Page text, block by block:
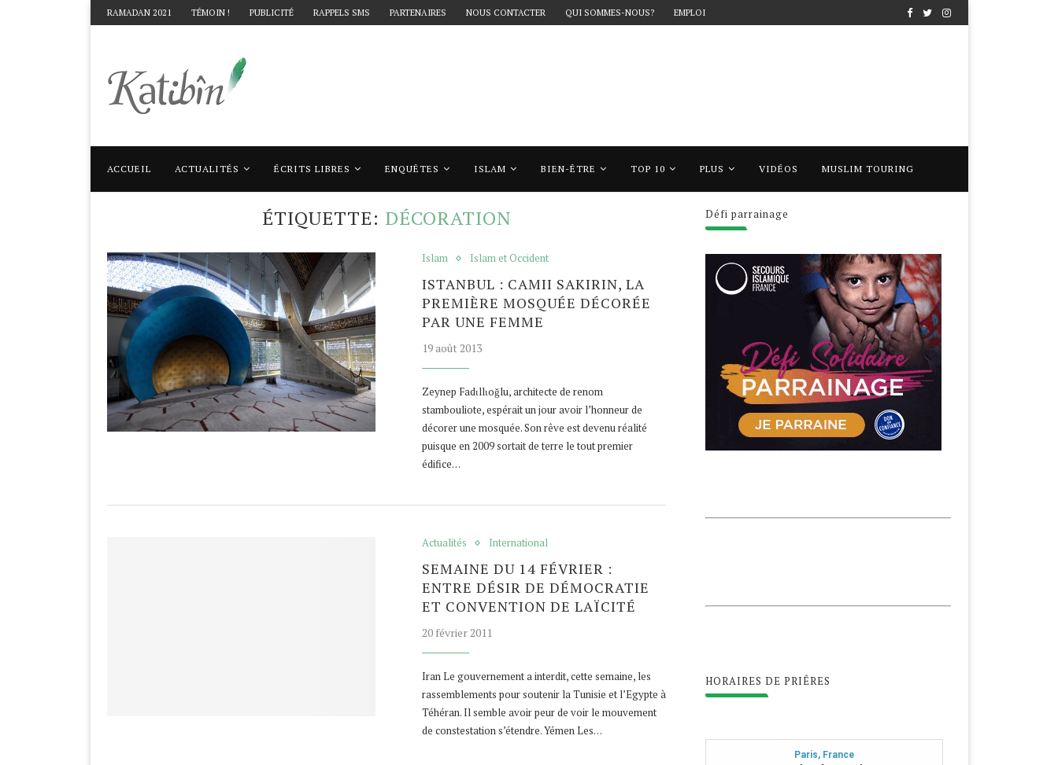
RAMADAN 2021 TÉMOIN ! PUBLICITÉ RAPPELS SMS PARTENAIRES NOUS CONTACTER QUI SOMMES-NOUS? EMPLOI
ACCUEIL ACTUALITÉS ÉCRITS LIBRES ENQUÊTES ISLAM BIEN-ÊTRE TOP 10 PLUS VIDÉOS MUSLIM TOURING
Accueil Mots clés Articles taggés avec "décoration"
ÉTIQUETTE: DÉCORATION
Islam Islam et Occident
ISTANBUL : CAMII SAKIRIN, LA
PREMIÈRE MOSQUÉE DÉCORÉE
PAR UNE FEMME
19 août 2013
Zeynep Fadɩllɩoǧlu, architecte de renom
stambouliote, espérait un jour avoir l’honneur de
décorer une mosquée. Son rêve est devenu réalité
puisque en 2009 sortait de terre le tout premier
édifice…
Actualités International
SEMAINE DU 14 FÉVRIER :
ENTRE DÉSIR DE DÉMOCRATIE
ET CONVENTION DE LAÏCITÉ
20 février 2011
Iran Le gouvernement a interdit, cette semaine, les
rassemblements pour soutenir la Tunisie et l’Egypte à
Téhéran. Il semble avoir peur de voir le mouvement
de constestation s’étendre. Yémen Les…
Défi parrainage
HORAIRES DE PRIÊRES